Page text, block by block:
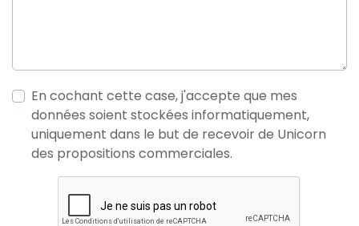
En cochant cette case, j'accepte que mes
données soient stockées informatiquement,
uniquement dans le but de recevoir de Unicorn
des propositions commerciales.